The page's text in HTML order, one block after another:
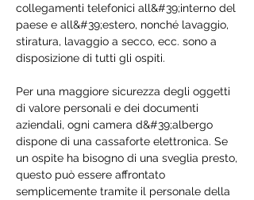
collegamenti telefonici all&#39;interno del
paese e all&#39;estero, nonché lavaggio,
stiratura, lavaggio a secco, ecc. sono a
disposizione di tutti gli ospiti.
Per una maggiore sicurezza degli oggetti
di valore personali e dei documenti
aziendali, ogni camera d&#39;albergo
dispone di una cassaforte elettronica. Se
un ospite ha bisogno di una sveglia presto,
questo può essere affrontato
semplicemente tramite il personale della